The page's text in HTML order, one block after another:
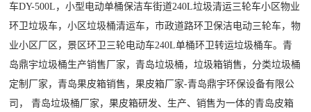
车DY-500L，小型电动单桶保洁车街道240L垃圾清运三轮车小区物业
环卫垃圾车，小区垃圾桶清运车，市政道路环卫保洁电动三轮车，物
业小区厂区，景区环卫三轮电动车240L单桶环卫转运垃圾桶车。青
岛鼎宇垃圾桶生产销售厂家，青岛垃圾桶，垃圾箱销售，分类垃圾桶
定制厂家，青岛果皮箱销售，果皮箱厂家-青岛鼎宇环保设备有限公
司，青岛垃圾桶厂家 ，果皮箱研发、生产、销售为一体的青岛皮箱